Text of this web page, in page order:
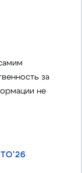
за
не